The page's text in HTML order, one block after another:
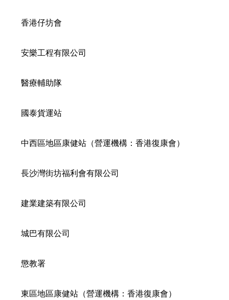
香港仔坊會
安樂工程有限公司
醫療輔助隊
國泰貨運站
中西區地區康健站（營運機構：香港復康會）
長沙灣街坊福利會有限公司
建業建築有限公司
城巴有限公司
懲教署
東區地區康健站（營運機構：香港復康會）